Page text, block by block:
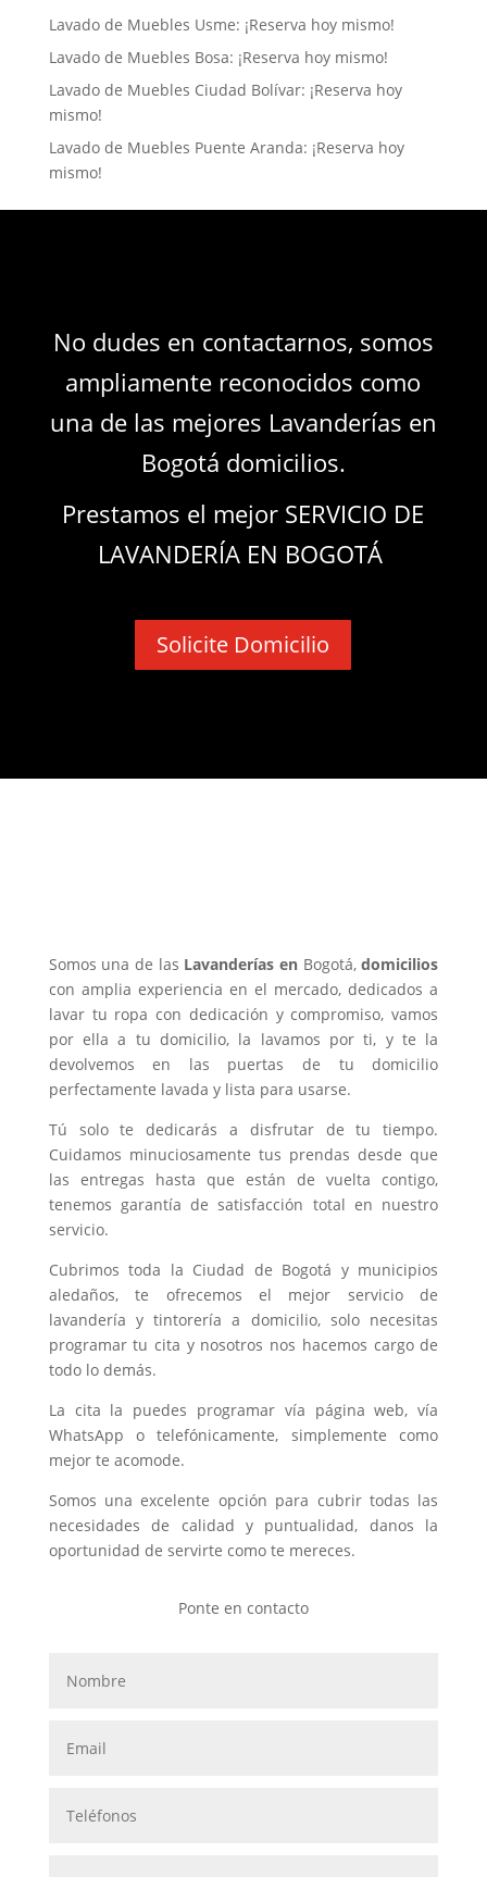
Lavado de Muebles Usme: ¡Reserva hoy mismo!
Lavado de Muebles Bosa: ¡Reserva hoy mismo!
Lavado de Muebles Ciudad Bolívar: ¡Reserva hoy
mismo!
Lavado de Muebles Puente Aranda: ¡Reserva hoy
mismo!
No dudes en contactarnos, somos
ampliamente reconocidos como
una de las mejores Lavanderías en
Bogotá domicilios.
Prestamos el mejor SERVICIO DE
LAVANDERÍA EN BOGOTÁ
Solicite Domicilio
Somos una de las Lavanderías enBogotá,domicilios
con amplia experiencia en el mercado, dedicados a
lavar tu ropa con dedicación y compromiso, vamos
por ella a tu domicilio, la lavamos por ti, y te la
devolvemos en las puertas de tu domicilio
perfectamente lavada y lista para usarse.
Tú solo te dedicarás a disfrutar de tu tiempo.
Cuidamos minuciosamente tus prendas desde que
las entregas hasta que están de vuelta contigo,
tenemos garantía de satisfacción total en nuestro
servicio.
Cubrimos toda la Ciudad de Bogotá y municipios
aledaños, te ofrecemos el mejor servicio de
lavandería y tintorería a domicilio, solo necesitas
programar tu cita y nosotros nos hacemos cargo de
todo lo demás.
La cita la puedes programar vía página web, vía
WhatsApp o telefónicamente, simplemente como
mejor te acomode.
Somos una excelente opción para cubrir todas las
necesidades de calidad y puntualidad, danos la
oportunidad de servirte como te mereces.
Ponte en contacto